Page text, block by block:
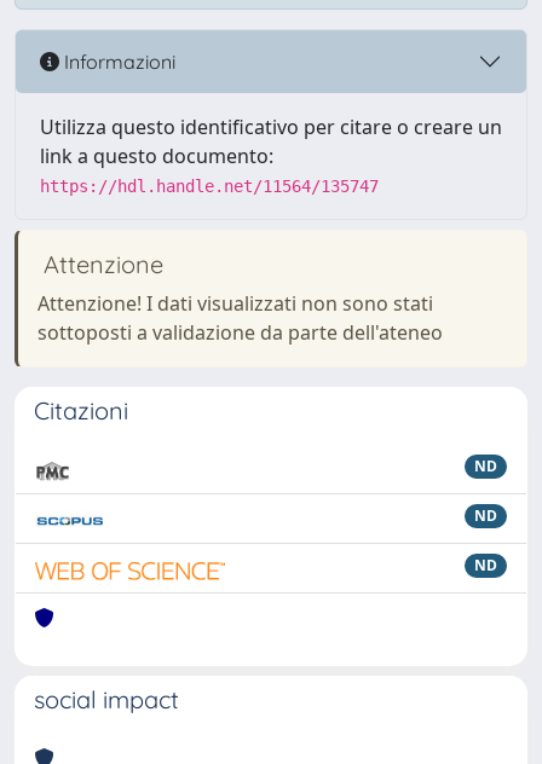
Informazioni
Utilizza questo identificativo per citare o creare un
link a questo documento:
https://hdl.handle.net/11564/135747
Attenzione
Attenzione! I dati visualizzati non sono stati
sottoposti a validazione da parte dell'ateneo
Citazioni
ND
ND
ND
social impact